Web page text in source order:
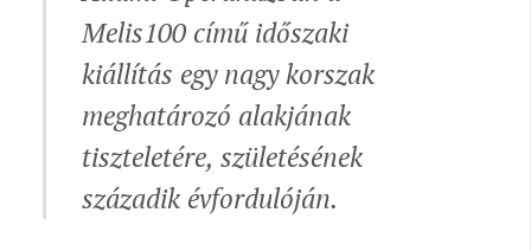
Melis100című időszaki
kiállítás egy nagy korszak
meghatározó alakjának
tiszteletére, születésének
századik évfordulóján.